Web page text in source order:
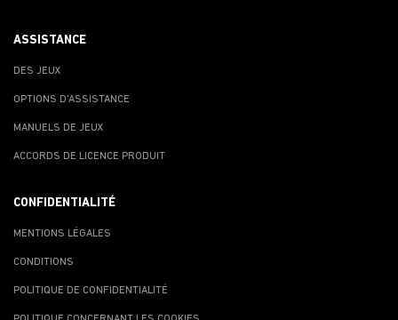
ASSISTANCE
DES JEUX
OPTIONS D'ASSISTANCE
MANUELS DE JEUX
ACCORDS DE LICENCE PRODUIT
CONFIDENTIALITÉ
MENTIONS LÉGALES
CONDITIONS
POLITIQUE DE CONFIDENTIALITÉ